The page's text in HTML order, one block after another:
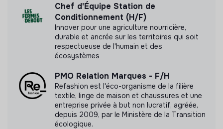
Chef d'Équipe Station de
Conditionnement (H/F)
Innover pour une agriculture nourricière,
durable et ancrée sur les territoires qui soit
respectueuse de l'humain et des
écosystèmes
PMO Relation Marques - F/H
Refashion est l'éco-organisme de la filière
textile, linge de maison et chaussures et une
entreprise privée à but non lucratif, agréée,
depuis 2009, par le Ministère de la Transition
écologique.